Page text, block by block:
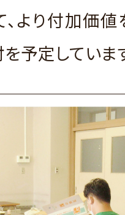
より付加価
予定していま